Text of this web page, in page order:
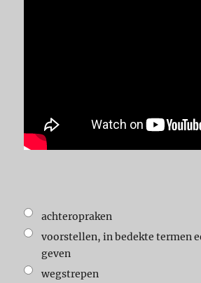
achteropraken
voorstellen, in bedekte termen
geven
wegstrepen